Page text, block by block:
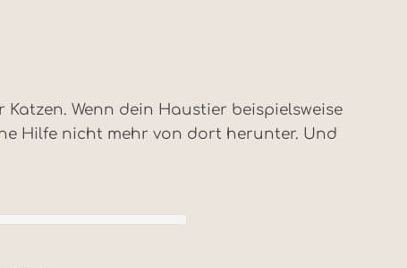
Wenn dein Haustier beispielsweise
Hilfe nicht mehr von dort herunter. Und